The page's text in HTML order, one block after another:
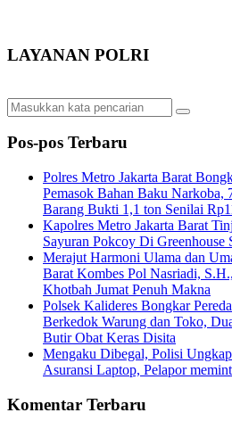
LAYANAN POLRI
Pos-pos Terbaru
Polres Metro Jakarta Barat
Pemasok Bahan Baku Narkoba,
Barang Bukti 1,1 ton Senilai
Kapolres Metro Jakarta Barat
Sayuran Pokcoy Di Greenhouse
Merajut Harmoni Ulama dan
Barat Kombes Pol Nasriadi,
Khotbah Jumat Penuh Makna
Polsek Kalideres Bongkar
Berkedok Warung dan Toko,
Butir Obat Keras Disita
Mengaku Dibegal, Polisi
Asuransi Laptop, Pelapor
Komentar Terbaru